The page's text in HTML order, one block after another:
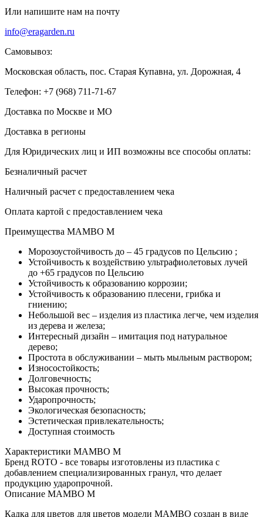
Или напишите нам на почту
info@eragarden.ru
Самовывоз:
Московская область, пос. Старая Купавна, ул. Дорожная, 4
Телефон: +7 (968) 711-71-67
Доставка по Москве и МО
Доставка в регионы
Для Юридических лиц и ИП возможны все способы оплаты:
Безналичный расчет
Наличный расчет с предоставлением чека
Оплата картой с предоставлением чека
Преимущества MAMBO M
Морозоустойчивость до – 45 градусов по Цельсию ;
Устойчивость к воздействию ультрафиолетовых лучей
до +65 градусов по Цельсию
Устойчивость к образованию коррозии;
Устойчивость к образованию плесени, грибка и
гниению;
Небольшой вес – изделия из пластика легче, чем изделия
из дерева и железа;
Интересный дизайн – имитация под натуральное
дерево;
Простота в обслуживании – мыть мыльным раствором;
Износостойкость;
Долговечность;
Высокая прочность;
Ударопрочность;
Экологическая безопасность;
Эстетическая привлекательность;
Доступная стоимость
Характеристики MAMBO M
Бренд ROTO - все товары изготовлены из пластика с
добавлением специализированных гранул, что делает
продукцию ударопрочной.
Описание MAMBO M
Кадка для цветов для цветов модели MAMBO создан в виде